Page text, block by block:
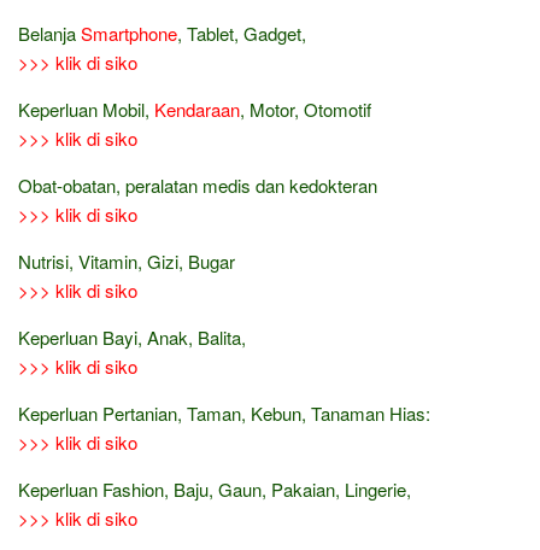
BelanjaSmartphone, Tablet, Gadget,
>>> klik di siko
Keperluan Mobil, Kendaraan, Motor, Otomotif
>>> klik di siko
Obat-obatan, peralatan medis dan kedokteran
>>> klik di siko
Nutrisi, Vitamin, Gizi, Bugar
>>> klik di siko
Keperluan Bayi, Anak, Balita,
>>> klik di siko
Keperluan Pertanian, Taman, Kebun, Tanaman Hias:
>>> klik di siko
Keperluan Fashion, Baju, Gaun, Pakaian, Lingerie,
>>> klik di siko